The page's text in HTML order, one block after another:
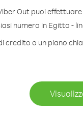
Out puoi
numero in Egitto -
credito o un piano